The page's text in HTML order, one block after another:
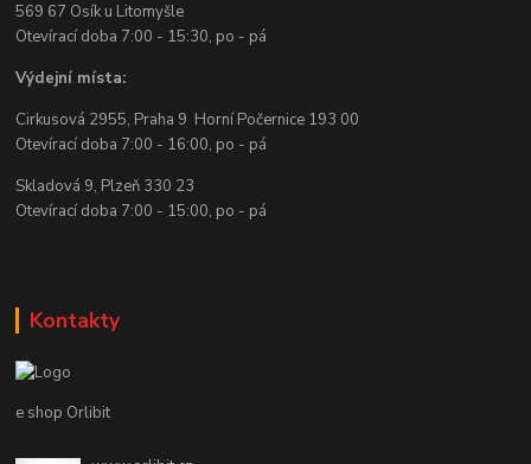
569 67 Osík u Litomyšle
Otevírací doba 7:00 - 15:30, po - pá
Výdejní místa:
Cirkusová 2955, Praha 9 Horní Počernice 193 00
Otevírací doba 7:00 - 16:00, po - pá
Skladová 9, Plzeň 330 23
Otevírací doba 7:00 - 15:00, po - pá
Kontakty
e shop Orlibit